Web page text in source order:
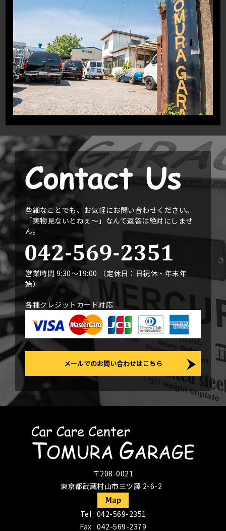
些細なことでも、お気軽にお問い合わせください。
「実物見ないとねぇ〜」なんて返答は絶対にしませ
ん。
営業時間 9:30〜19:00 （定休日：日祝休・年末年
始）
各種クレジットカード対応
メールでのお問い合わせはこちら
〒208-0021
東京都武蔵村山市三ツ藤 2-6-2
Tel : 042-569-2351
Fax : 042-569-2379